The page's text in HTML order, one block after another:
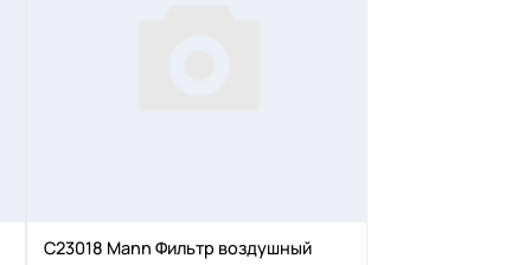
C23018 Mann Фильтр воздушный